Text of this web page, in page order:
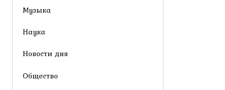
Музыка
Наука
Новости дня
Общество